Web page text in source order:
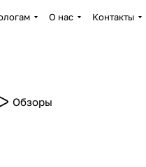
О нас Контакты
Обзоры